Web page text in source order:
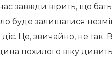
завжди вірить, що
буде залишатися
діє. Це, звичайно, не
похилого віку